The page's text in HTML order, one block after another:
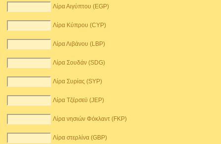
Λίρα Αιγύπτου (EGP)
Λίρα Κύπρου (CYP)
Λίρα Λιβάνου (LBP)
Λίρα Σουδάν (SDG)
Λίρα Συρίας (SYP)
Λίρα Τζέρσεϋ (JEP)
Λίρα νησιών Φόκλαντ (FKP)
Λίρα στερλίνα (GBP)